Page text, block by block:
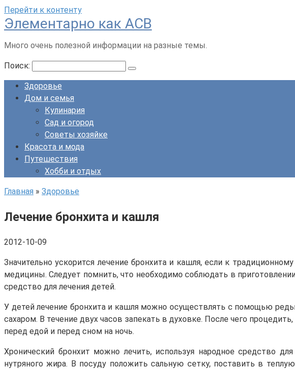
Перейти к контенту
Элементарно как ACB
Много очень полезной информации на разные темы.
Поиск:
Здоровье
Дом и семья
Кулинария
Сад и огород
Советы хозяйке
Красота и мода
Путешествия
Хобби и отдых
Главная » Здоровье
Лечение бронхита и кашля
2012-10-09
Значительно ускорится лечение бронхита и кашля, если к
медицины. Следует помнить, что необходимо соблюдать в
средство для лечения детей.
У детей лечение бронхита и кашля можно осуществлять с помощью
сахаром. В течение двух часов запекать в духовке. После чего
перед едой и перед сном на ночь.
Хронический бронхит можно лечить, используя народное средство
нутряного жира. В посуду положить сальную сетку, поставить в